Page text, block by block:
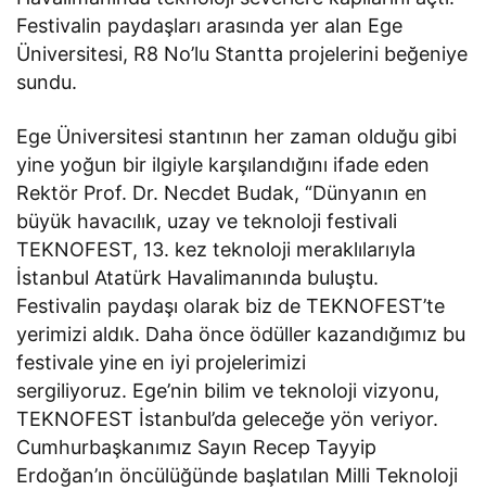
Festivalin paydaşları arasında yer alan Ege
Üniversitesi, R8 No’lu Stantta projelerini beğeniye
sundu.
Ege Üniversitesi stantının her zaman olduğu gibi
yine yoğun bir ilgiyle karşılandığını ifade eden
Rektör Prof. Dr. Necdet Budak, “Dünyanın en
büyük havacılık, uzay ve teknoloji festivali
TEKNOFEST, 13. kez teknoloji meraklılarıyla
İstanbul Atatürk Havalimanında buluştu.
Festivalin paydaşı olarak biz de TEKNOFEST’te
yerimizi aldık. Daha önce ödüller kazandığımız bu
festivale yine en iyi projelerimizi
sergiliyoruz. Ege’nin bilim ve teknoloji vizyonu,
TEKNOFEST İstanbul’da geleceğe yön veriyor.
Cumhurbaşkanımız Sayın Recep Tayyip
Erdoğan’ın öncülüğünde başlatılan Milli Teknoloji